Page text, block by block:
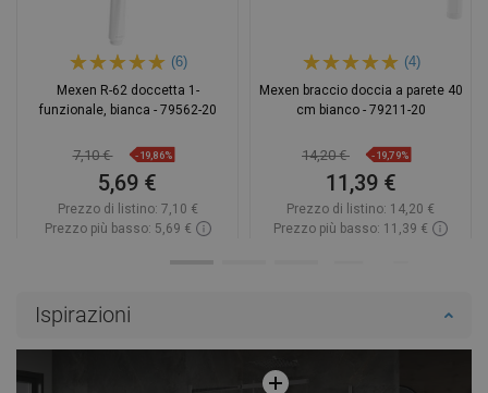
(6)
Mexen R-62 doccetta 1-
funzionale, bianca - 79562-20
7,10 € -19,86%
5,69 €
Prezzo di listino: 7,10 €
Prezzo più basso: 5,69 €
(4)
Mexen braccio doccia a parete 40
cm bianco - 79211-20
14,20 € -19,79%
11,39 €
Prezzo di listino: 14,20 €
Prezzo più basso: 11,39 €
Ispirazioni